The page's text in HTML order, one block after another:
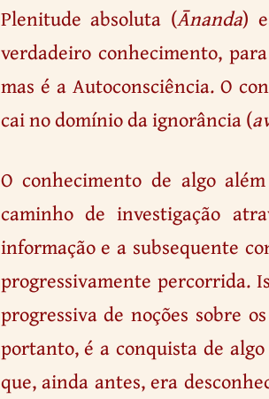
Plenitude absoluta (Ānanda)
verdadeiro conhecimento,
mas é a Autoconsciência. O
cai no domínio da ignorância (
O conhecimento de algo
caminho de investigação
informação e a subsequente
progressivamente percorrida.
progressiva de noções sobre
portanto, é a conquista de
que, ainda antes, era